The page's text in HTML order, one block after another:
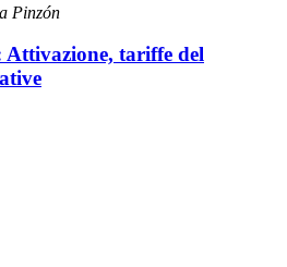
Pinzón
tariffe del